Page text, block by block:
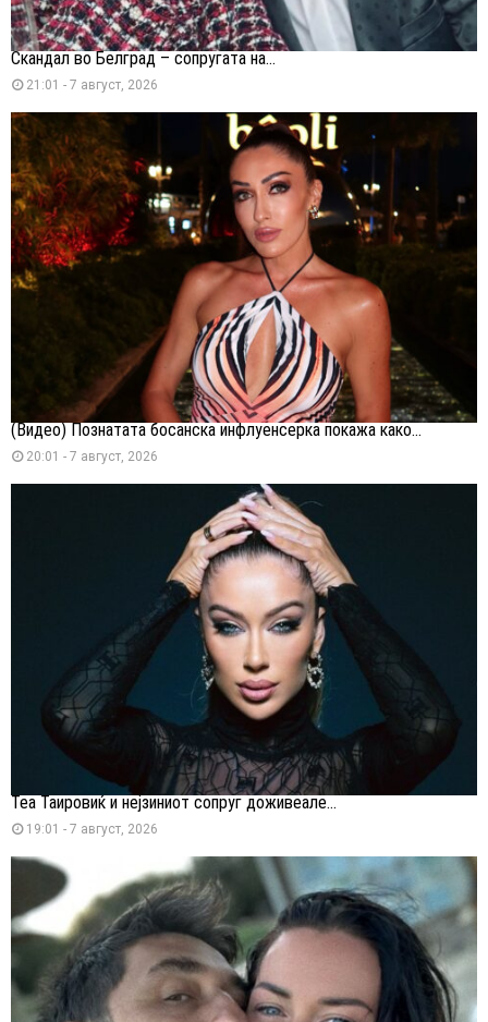
Скандал во Белград – сопругата на...
21:01 - 7 август, 2026
(Видео) Познатата босанска инфлуенсерка покажа како...
20:01 - 7 август, 2026
Теа Таировиќ и нејзиниот сопруг доживеале...
19:01 - 7 август, 2026